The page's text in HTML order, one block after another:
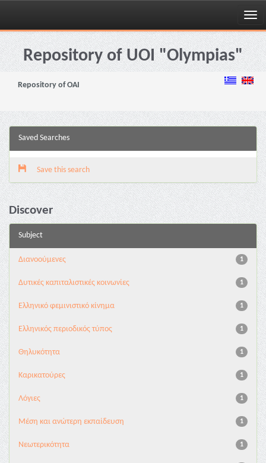
Skip
navigationRepository of UOI "Olympias"
Repository of OAI
Saved Searches
Save this search
Discover
Subject
1
Διανoούμενες
1
Δυτικές καπιταλιστικές κοινωνίες
1
Ελληνικό φεμινιστικό κίνημα
1
Ελληνικός περιοδικός τύπος
1
Θηλυκότητα
1
Καρικατούρες
1
Λόγιες
1
Μέση και ανώτερη εκπαίδευση
1
Νεωτερικότητα